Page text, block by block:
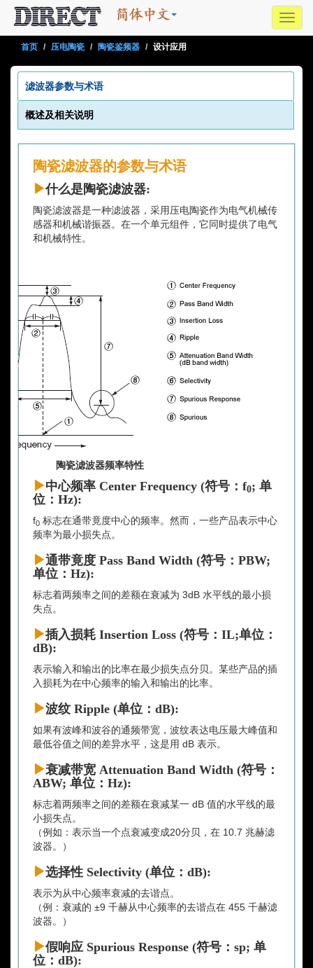
首页 压电陶瓷 陶瓷鉴频器 设计应用
滤波器参数与术语
概述及相关说明
陶瓷滤波器的参数与术语
什么是陶瓷滤波器:
陶瓷滤波器是一种滤波器，采用压电陶瓷作为电气机械传
感器和机械谐振器。在一个单元组件，它同时提供了电气
和机械特性。
陶瓷滤波器频率特性
中心频率 Center Frequency (符号：f0; 单
位：Hz):
f0 标志在通带竟度中心的频率。然而，一些产品表示中心
频率为最小损失点。
通带竟度 Pass Band Width (符号：PBW;
单位：Hz):
标志着两频率之间的差额在衰减为 3dB 水平线的最小损
失点。
插入损耗 Insertion Loss (符号：IL;单位：
dB):
表示输入和输出的比率在最少损失点分贝。某些产品的插
入损耗为在中心频率的输入和输出的比率。
波纹 Ripple (单位：dB):
如果有波峰和波谷的通频带宽，波纹表达电压最大峰值和
最低谷值之间的差异水平，这是用 dB 表示。
衰减带宽 Attenuation Band Width (符号：
ABW; 单位：Hz):
标志着两频率之间的差额在衰减某一 dB 值的水平线的最
小损失点。
（例如：表示当一个点衰减变成20分贝，在 10.7 兆赫滤
波器。）
选择性 Selectivity (单位：dB):
表示为从中心频率衰减的去谐点。
（例：衰减的 ±9 千赫从中心频率的去谐点在 455 千赫滤
波器。）
假响应 Spurious Response (符号：sp; 单
位：dB):